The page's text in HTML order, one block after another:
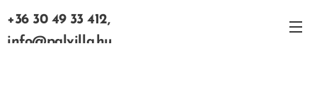
+36 30 49 33 412,
info@palvilla.hu